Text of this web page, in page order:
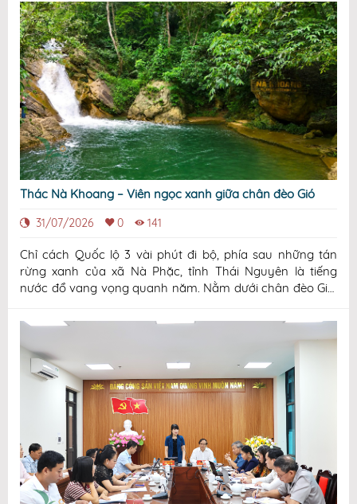
Thác Nà Khoang – Viên ngọc xanh giữa chân đèo Gió
31/07/2026 0 141
Chỉ cách Quốc lộ 3 vài phút đi bộ, phía sau những tán
rừng xanh của xã Nà Phặc, tỉnh Thái Nguyên là tiếng
nước đổ vang vọng quanh năm. Nằm dưới chân đèo Gió,
dòng nước trong mát, những tầng đá tự nhiên và không